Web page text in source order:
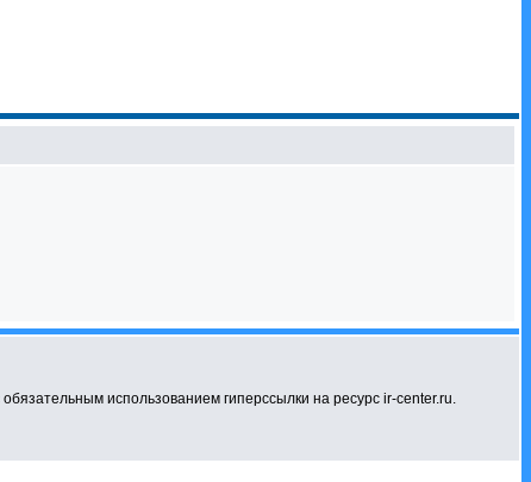
использованием гиперссылки на ресурс ir-center.ru.